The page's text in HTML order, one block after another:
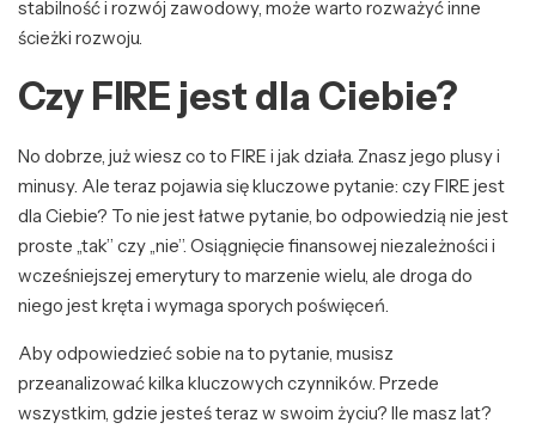
stabilność i rozwój zawodowy, może warto rozważyć inne
ścieżki rozwoju.
Czy FIRE jest dla Ciebie?
No dobrze, już wiesz co to FIRE i jak działa. Znasz jego plusy i
minusy. Ale teraz pojawia się kluczowe pytanie: czy FIRE jest
dla Ciebie? To nie jest łatwe pytanie, bo odpowiedzią nie jest
proste „tak” czy „nie”. Osiągnięcie finansowej niezależności i
wcześniejszej emerytury to marzenie wielu, ale droga do
niego jest kręta i wymaga sporych poświęceń.
Aby odpowiedzieć sobie na to pytanie, musisz
przeanalizować kilka kluczowych czynników. Przede
wszystkim, gdzie jesteś teraz w swoim życiu? Ile masz lat?